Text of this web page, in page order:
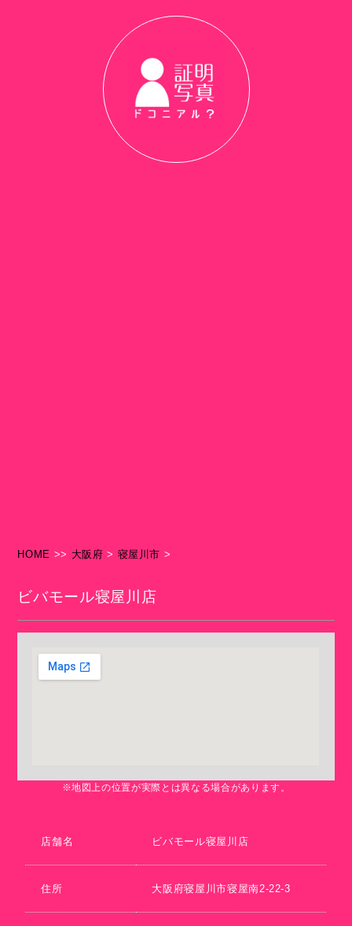
HOME >> 大阪府 > 寝屋川市 >
ビバモール寝屋川店
※地図上の位置が実際とは異なる場合があります。
店舗名 ビバモール寝屋川店
住所 大阪府寝屋川市寝屋南2-22-3